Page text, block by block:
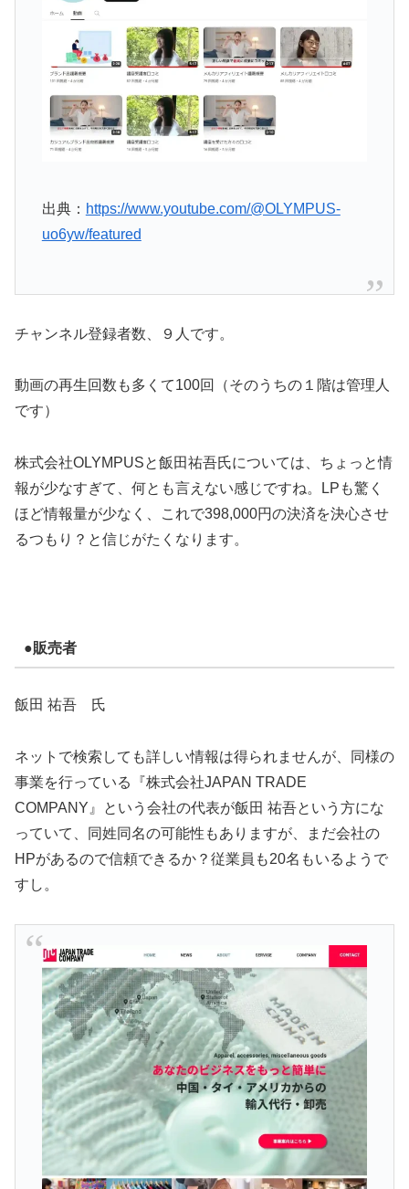
出典： https://www.youtube.com/@OLYMPUS-
uo6yw/featured
チャンネル登録者数、９人です。
動画の再生回数も多くて100回（そのうちの１階は管理人
です）
株式会社OLYMPUSと飯田祐吾氏については、ちょっと情
報が少なすぎて、何とも言えない感じですね。LPも驚く
ほど情報量が少なく、これで398,000円の決済を決心させ
るつもり？と信じがたくなります。
●販売者
飯田 祐吾 氏
ネットで検索しても詳しい情報は得られませんが、同様の
事業を行っている『株式会社JAPAN TRADE
COMPANY』という会社の代表が飯田 祐吾という方にな
っていて、同姓同名の可能性もありますが、まだ会社の
HPがあるので信頼できるか？従業員も20名もいるようで
すし。